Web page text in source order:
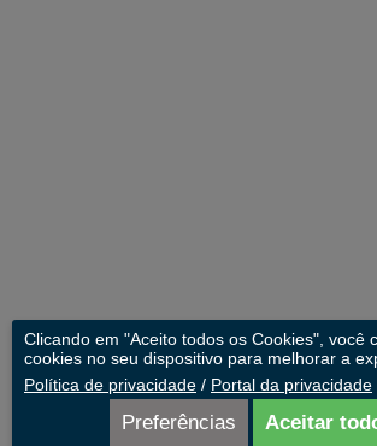
Clicando em "Aceito todos os Cookies", você
cookies no seu dispositivo para melhorar a
Política de privacidade / Portal da privacidade
Preferências Aceitar